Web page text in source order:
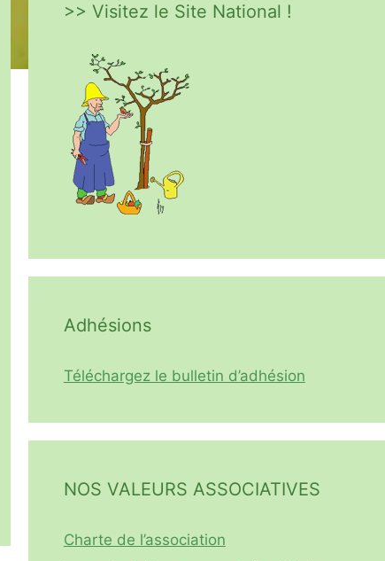
>> Visitez le Site National !
Adhésions
Téléchargez le bulletin d’adhésion
NOS VALEURS ASSOCIATIVES
Charte de l’association